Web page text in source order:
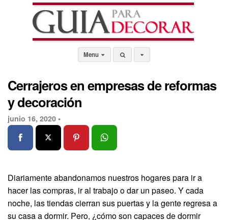
Menu
Cerrajeros en empresas de reformas
y decoración
junio 16, 2020 •
Diariamente abandonamos nuestros hogares para ir a
hacer las compras, ir al trabajo o dar un paseo. Y cada
noche, las tiendas cierran sus puertas y la gente regresa a
su casa a dormir. Pero, ¿cómo son capaces de dormir